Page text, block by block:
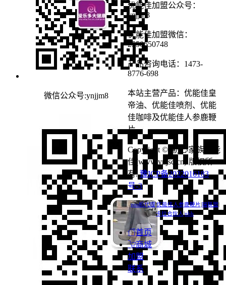
微信公众号:ynjjm8
优能佳加盟公众号：
ynjjm8
优能佳加盟微信：
2550650748
产品咨询电话：1473-
8776-698
本站主营产品：优能佳皇
帝油、优能佳喷剂、优能
佳咖啡及优能佳人参鹿鞭
片。
Copyright © 初心家族优能
佳(www.ynjsc.cn) 版权所
有.豫ICP备2022016183
号-3
pos机代理|优能佳人参鹿鞭片 瑞联盟
卡拉合伙人 |nbb
首页
商城
加盟
联系